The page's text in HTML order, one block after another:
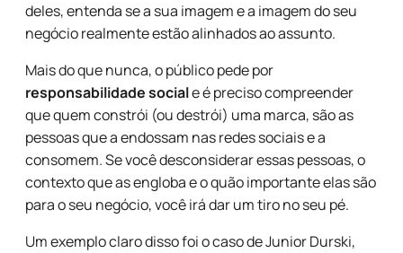
deles, entenda se a sua imagem e a imagem do seu
negócio realmente estão alinhados ao assunto.
Mais do que nunca, o público pede por
responsabilidade sociale é preciso compreender
que quem constrói (ou destrói) uma marca, são as
pessoas que a endossam nas redes sociais e a
consomem. Se você desconsiderar essas pessoas, o
contexto que as engloba e o quão importante elas são
para o seu negócio, você irá dar um tiro no seu pé.
Um exemplo claro disso foi o caso de Junior Durski,